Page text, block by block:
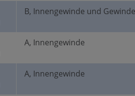
B, Innengewinde und
A, Innengewinde
A, Innengewinde